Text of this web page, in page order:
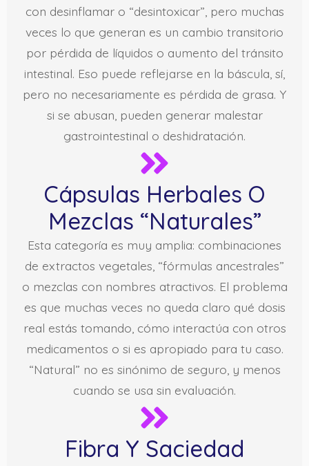
con desinflamar o “desintoxicar”, pero muchas
veces lo que generan es un cambio transitorio
por pérdida de líquidos o aumento del tránsito
intestinal. Eso puede reflejarse en la báscula, sí,
pero no necesariamente es pérdida de grasa. Y
si se abusan, pueden generar malestar
gastrointestinal o deshidratación.
Cápsulas Herbales O
Mezclas “naturales”
Esta categoría es muy amplia: combinaciones
de extractos vegetales, “fórmulas ancestrales”
o mezclas con nombres atractivos. El problema
es que muchas veces no queda claro qué dosis
real estás tomando, cómo interactúa con otros
medicamentos o si es apropiado para tu caso.
“Natural” no es sinónimo de seguro, y menos
cuando se usa sin evaluación.
Fibra Y Saciedad